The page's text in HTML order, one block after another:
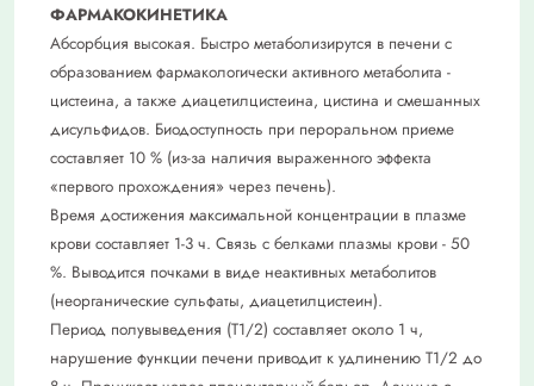
ФАРМАКОКИНЕТИКА
Абсорбция высокая. Быстро метаболизирутся в печени с
образованием фармакологически активного метаболита -
цистеина, а также диацетилцистеина, цистина и смешанных
дисульфидов. Биодоступность при пероральном приеме
составляет 10 % (из-за наличия выраженного эффекта
«первого прохождения» через печень).
Время достижения максимальной концентрации в плазме
крови составляет 1-3 ч. Связь с белками плазмы крови - 50
%. Выводится почками в виде неактивных метаболитов
(неорганические сульфаты, диацетилцистеин).
Период полувыведения (Т1/2) составляет около 1 ч,
нарушение функции печени приводит к удлинению Т1/2 до